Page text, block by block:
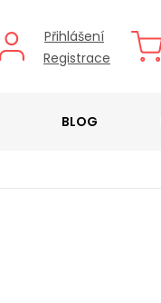
Přihlášení
Registrace
BLOG